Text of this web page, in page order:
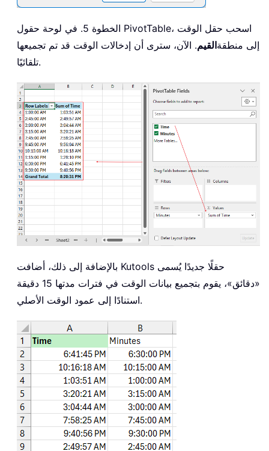
الخطوة 5. في لوحة حقول PivotTable، اسحب حقل الوقت
إلى منطقةالقيم. الآن، سترى أن إدخالات الوقت قد تم تجميعها
تلقائيًا.
بالإضافة إلى ذلك، أضافت Kutools حقلًا جديدًا يُسمى
«دقائق»، يقوم بتجميع بيانات الوقت في فترات مدتها 15 دقيقة
استنادًا إلى عمود الوقت الأصلي.